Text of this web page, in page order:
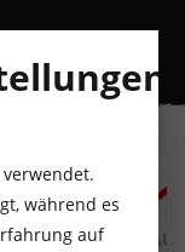
MO
10
AUGUST
während es
auf